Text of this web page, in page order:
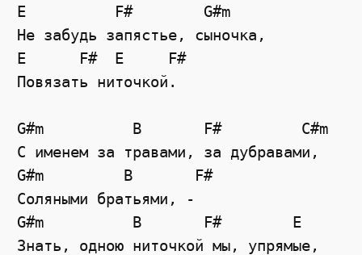
E          F#        G#m
Не забудь запястье, сыночка,
E      F#  E     F#
Повязать ниточкой.
G#m          B       F#         C#m
С именем за травами, за дубравами,
G#m         B       F#
Соляными братьями, -
G#m          B       F#        E
Знать, одною ниточкой мы, упрямые,